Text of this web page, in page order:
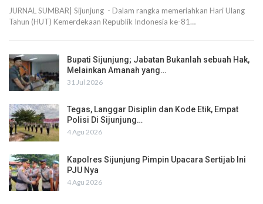
JURNAL SUMBAR| Sijunjung - Dalam rangka memeriahkan Hari Ulang
Tahun (HUT) Kemerdekaan Republik Indonesia ke-81…
Bupati Sijunjung; Jabatan Bukanlah sebuah Hak,
Melainkan Amanah yang…
31 Jul 2026
Tegas, Langgar Disiplin dan Kode Etik, Empat
Polisi Di Sijunjung…
4 Agu 2026
Kapolres Sijunjung Pimpin Upacara Sertijab Ini
PJU Nya
4 Agu 2026